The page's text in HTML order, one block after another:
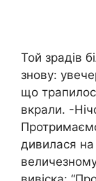
Той зрадів
знову:
що
вкрали. -
дивилася